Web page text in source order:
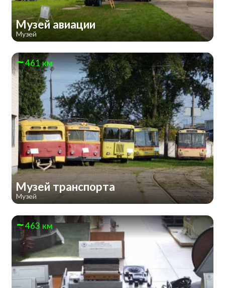
Музей авиации
Музей
461 км
Музей транспорта
Музей
463 км